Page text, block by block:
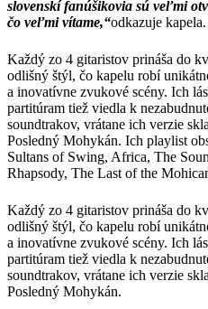
slovenskí fanúšikovia sú veľmi
čo veľmi vítame,“odkazuje kapela.
Každý zo 4 gitaristov prináša do
odlišný štýl, čo kapelu robí
a inovatívne zvukové scény. Ich
partitúram tiež viedla k
soundtrakov, vrátane ich verzie
Posledný Mohykán. Ich playlist
Sultans of Swing, Africa, The
Rhapsody, The Last of the
Každý zo 4 gitaristov prináša do
odlišný štýl, čo kapelu robí
a inovatívne zvukové scény. Ich
partitúram tiež viedla k
soundtrakov, vrátane ich verzie
Posledný Mohykán.